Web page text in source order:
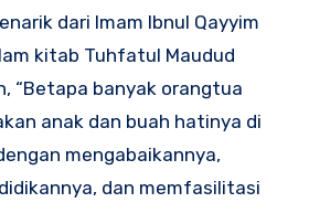
dari Imam Ibnul Qayyim
kitab Tuhfatul Maudud
“Betapa banyak orangtua
anak dan buah hatinya di
mengabaikannya,
dan memfasilitasi